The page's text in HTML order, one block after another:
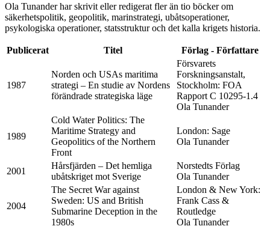
Ola Tunander har skrivit eller redigerat fler än tio böcker om
säkerhetspolitik, geopolitik, marinstrategi, ubåtsoperationer,
psykologiska operationer, statsstruktur och det kalla krigets historia.
Publicerat Titel Förlag - Författare
1987
Norden och USAs maritima
strategi – En studie av Nordens
förändrade strategiska läge
Försvarets
Forskningsanstalt,
Stockholm: FOA
Rapport C 10295-1.4
Ola Tunander
1989
Cold Water Politics: The
Maritime Strategy and
Geopolitics of the Northern
Front
London: Sage
Ola Tunander
2001
Hårsfjärden – Det hemliga
ubåtskriget mot Sverige
Norstedts Förlag
Ola Tunander
2004
The Secret War against
Sweden: US and British
Submarine Deception in the
1980s
London & New York:
Frank Cass &
Routledge
Ola Tunander